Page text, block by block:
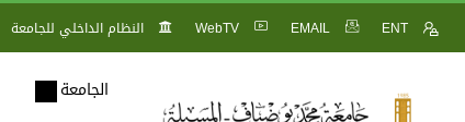
ENT
EMAIL
WebTV النظام الداخلي للجامعة
الجامعة